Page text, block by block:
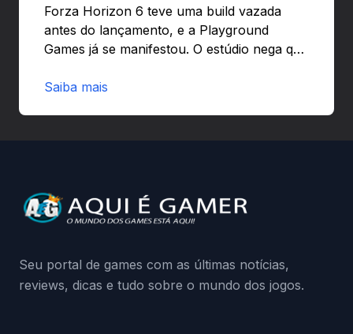
Forza Horizon 6 teve uma build vazada
antes do lançamento, e a Playground
Games já se manifestou. O estúdio nega que
preload e avisa que quem usar versões não
da Playground: negação do preload,
medidas contra acessos não autorizados
Saiba mais
Seu portal de games com as últimas notícias,
reviews, dicas e tudo sobre o mundo dos jogos.